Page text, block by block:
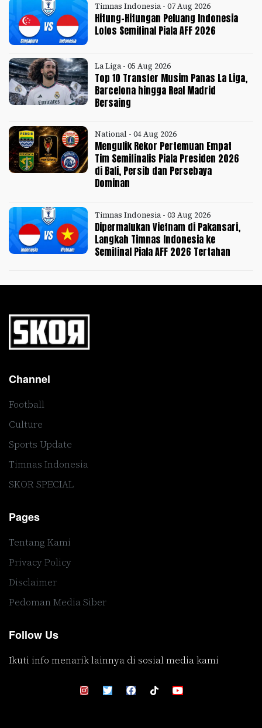
Timnas Indonesia - 07 Aug 2026
Hitung-Hitungan Peluang Indonesia
Lolos Semifinal Piala AFF 2026
La Liga - 05 Aug 2026
Top 10 Transfer Musim Panas La Liga,
Barcelona hingga Real Madrid
Bersaing
National - 04 Aug 2026
Mengulik Rekor Pertemuan Empat
Tim Semifinalis Piala Presiden 2026
di Bali, Persib dan Persebaya
Dominan
Timnas Indonesia - 03 Aug 2026
Dipermalukan Vietnam di Pakansari,
Langkah Timnas Indonesia ke
Semifinal Piala AFF 2026 Tertahan
Channel
Football
Culture
Sports Update
Timnas Indonesia
SKOR SPECIAL
Pages
Tentang Kami
Privacy Policy
Disclaimer
Pedoman Media Siber
Follow Us
Ikuti info menarik lainnya di sosial media kami